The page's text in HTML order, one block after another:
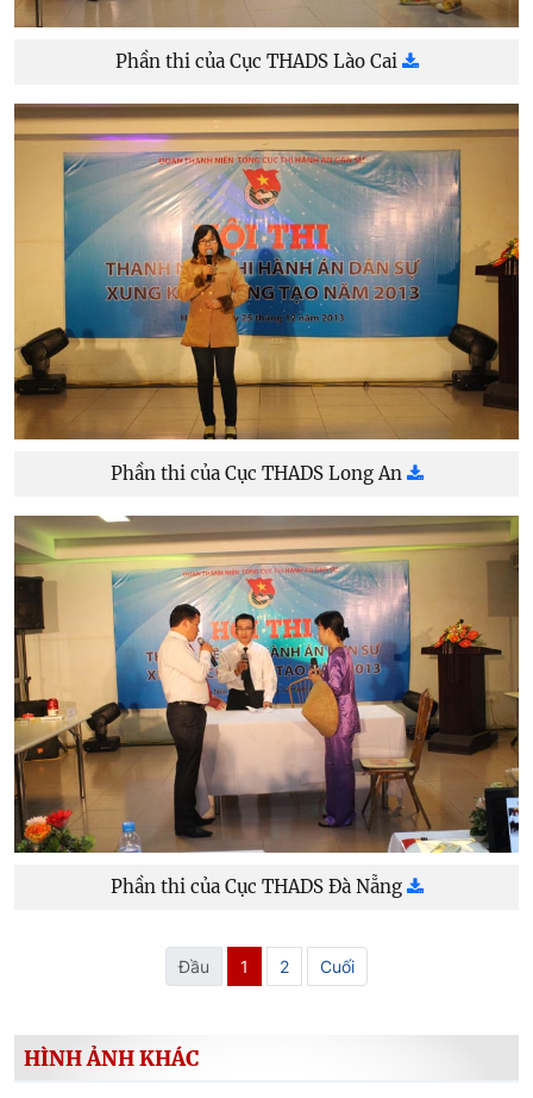
Phần thi của Cục THADS Lào Cai
Phần thi của Cục THADS Long An
Phần thi của Cục THADS Đà Nẵng
Đầu 1 2 Cuối
HÌNH ẢNH KHÁC